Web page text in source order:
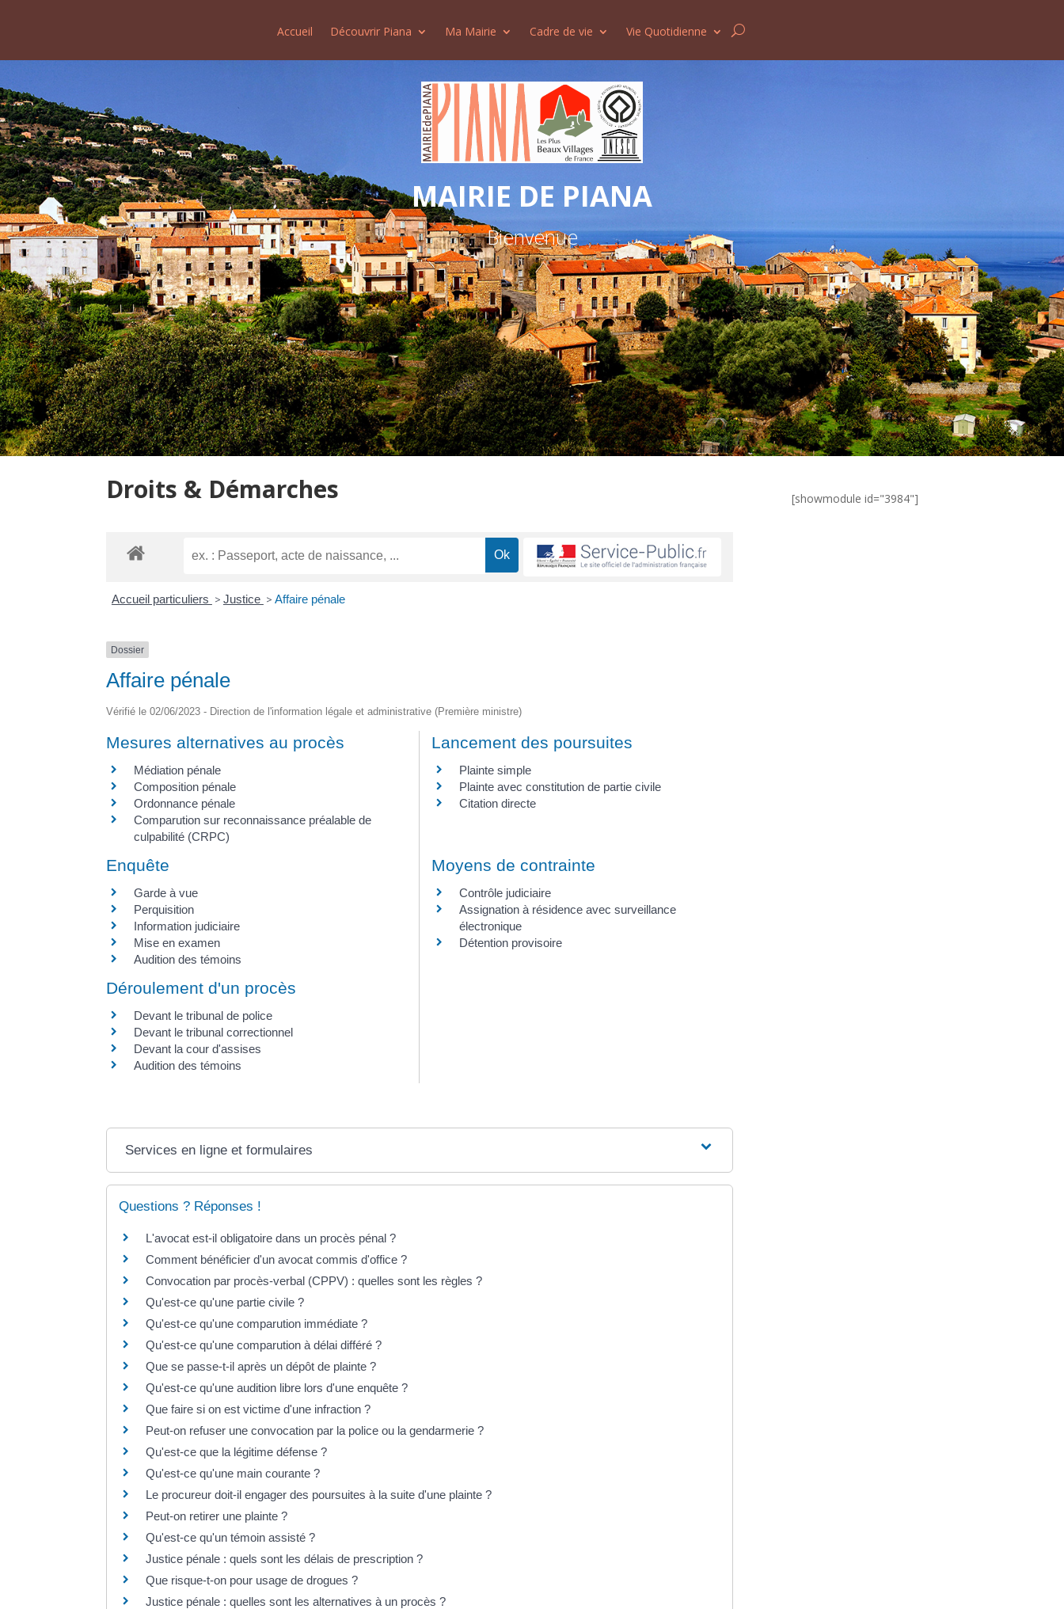
Accueil Découvrir Piana Ma Mairie Cadre de vie Vie Quotidienne
MAIRIE DE PIANA
Bienvenue
Droits & Démarches
Accueil particuliers > Justice > Affaire pénale
Dossier
Affaire pénale
Vérifié le 02/06/2023 - Direction de l'information légale et administrative (Première ministre)
Mesures alternatives au procès
Médiation pénale
Composition pénale
Ordonnance pénale
Comparution sur reconnaissance préalable de
culpabilité (CRPC)
Lancement des poursuites
Plainte simple
Plainte avec constitution de partie civile
Citation directe
Enquête
Garde à vue
Perquisition
Information judiciaire
Mise en examen
Audition des témoins
Moyens de contrainte
Contrôle judiciaire
Assignation à résidence avec surveillance
électronique
Détention provisoire
Déroulement d'un procès
Devant le tribunal de police
Devant le tribunal correctionnel
Devant la cour d'assises
Audition des témoins
Services en ligne et formulaires
Questions ? Réponses !
L'avocat est-il obligatoire dans un procès pénal ?
Comment bénéficier d'un avocat commis d'office ?
Convocation par procès-verbal (CPPV) : quelles sont les règles ?
Qu'est-ce qu'une partie civile ?
Qu'est-ce qu'une comparution immédiate ?
Qu'est-ce qu'une comparution à délai différé ?
Que se passe-t-il après un dépôt de plainte ?
Qu'est-ce qu'une audition libre lors d'une enquête ?
Que faire si on est victime d'une infraction ?
Peut-on refuser une convocation par la police ou la gendarmerie ?
Qu'est-ce que la légitime défense ?
Qu'est-ce qu'une main courante ?
Le procureur doit-il engager des poursuites à la suite d'une plainte ?
Peut-on retirer une plainte ?
Qu'est-ce qu'un témoin assisté ?
Justice pénale : quels sont les délais de prescription ?
Que risque-t-on pour usage de drogues ?
Justice pénale : quelles sont les alternatives à un procès ?
[showmodule id="3984"]